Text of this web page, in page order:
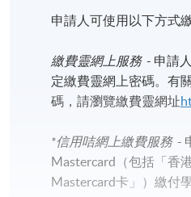
申請人可使用以下方式
繳費靈網上服務- 申請
定繳費靈網上密碼。有
碼，請瀏覽繳費靈網址
*信用咭網上繳費服務-
Mastercard（包括「香
Mastercard卡」）繳付學